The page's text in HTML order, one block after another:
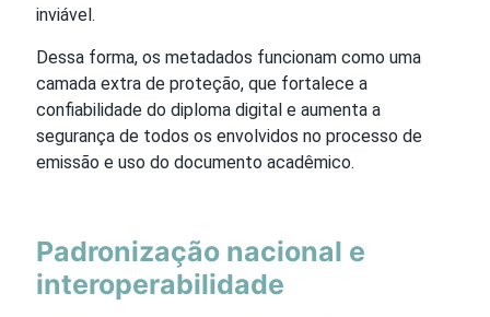
inviável.
Dessa forma, os metadados funcionam como uma
camada extra de proteção, que fortalece a
confiabilidade do diploma digital e aumenta a
segurança de todos os envolvidos no processo de
emissão e uso do documento acadêmico.
Padronização nacional e
interoperabilidade